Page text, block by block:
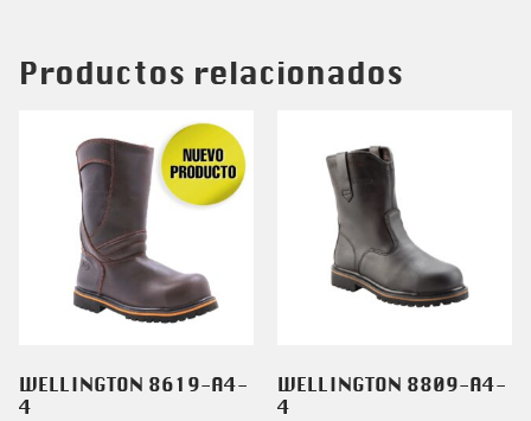
Productos relacionados
WELLINGTON 8619-A4-
4
WELLINGTON 8809-A4-
4